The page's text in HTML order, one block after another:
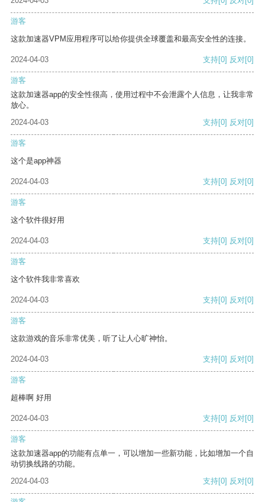
游客
这款加速器VPM应用程序可以给你提供全球覆盖和最高安全性的连接。
2024-04-03 支持[0] 反对[0]
游客
这款加速器app的安全性很高，使用过程中不会泄露个人信息，让我非常
放心。
2024-04-03
支持[0] 反对[0]
游客
这个是app神器
2024-04-03 支持[0] 反对[0]
游客
这个软件很好用
2024-04-03 支持[0] 反对[0]
游客
这个软件我非常喜欢
2024-04-03 支持[0] 反对[0]
游客
这款游戏的音乐非常优美，听了让人心旷神怡。
2024-04-03 支持[0] 反对[0]
游客
超棒啊 好用
2024-04-03 支持[0] 反对[0]
游客
这款加速器app的功能有点单一，可以增加一些新功能，比如增加一个自
动切换线路的功能。
2024-04-03
支持[0] 反对[0]